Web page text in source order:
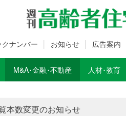
クナンバー お知らせ 広告案内
M&A･金融･不動産 人材･教育
本数変更のお知らせ